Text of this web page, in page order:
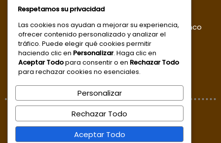
Sede 1: Centro, Calle de la Cruz, Cl. 36 #9-96,
segundo piso / Sede 2 : Centro calle del estanco
del aguardiente
reservas@relaxspacartagena.com.co
+57 300 6386278
© 2026 www.relaxspacartagena.com.co
Respetamos su privacidad
Las cookies nos ayudan a mejorar su experiencia,
ofrecer contenido personalizado y analizar el
tráfico. Puede elegir qué cookies permitir
haciendo clic en Personalizar. Haga clic en
Aceptar Todopara consentir o en Rechazar Todo
para rechazar cookies no esenciales.
Personalizar
Rechazar Todo
Aceptar Todo